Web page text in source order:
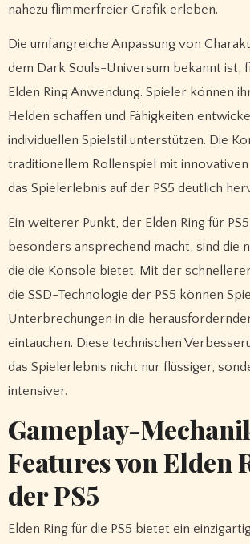
nahezu flimmerfreier Grafik erleben.
Die umfangreiche Anpassung von
dem Dark Souls-Universum bekannt ist,
Elden Ring Anwendung. Spieler können
Helden schaffen und Fähigkeiten
individuellen Spielstil unterstützen. Die
traditionellem Rollenspiel mit
das Spielerlebnis auf der PS5 deutlich
Ein weiterer Punkt, der Elden Ring für
besonders ansprechend macht, sind die
die die Konsole bietet. Mit der
die SSD-Technologie der PS5 können
Unterbrechungen in die
eintauchen. Diese technischen
das Spielerlebnis nicht nur flüssiger,
intensiver.
Gameplay-
Features von Elden
der PS5
Elden Ring für die PS5 bietet ein